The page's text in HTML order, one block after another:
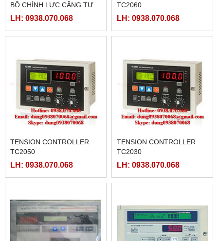
BỘ CHỈNH LỰC CĂNG TỰ
ĐỘNG
LH: 0938.070.068
TC2060
LH: 0938.070.068
TENSION CONTROLLER
TC2050
LH: 0938.070.068
TENSION CONTROLLER
TC2030
LH: 0938.070.068